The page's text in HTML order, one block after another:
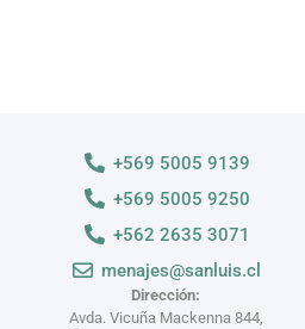
Dirección:
Avda. Vicuña Mackenna 844,
+569 5005 9139
+569 5005 9250
+562 2635 3071
menajes@sanluis.cl